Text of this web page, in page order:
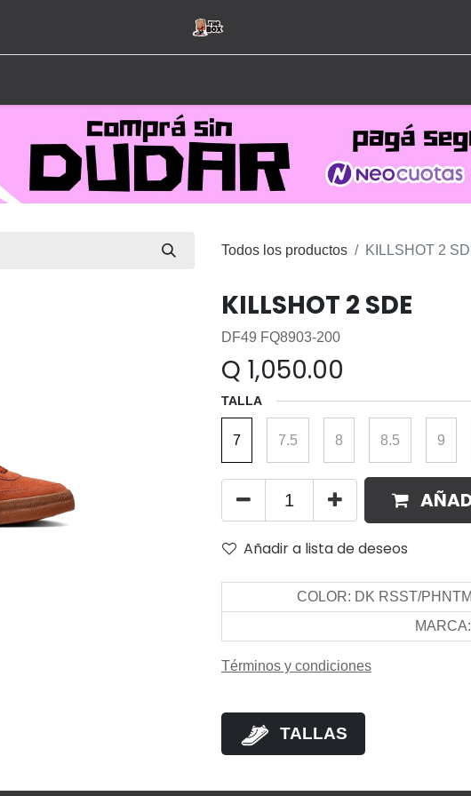
Todos los productos KILLSHOT 2
KILLSHOT 2 SDE
DF49 FQ8903-200
Q 1,050.00
TALLA
7 7.5 8 8.5 9
Añadir a lista de deseos
COLOR: DK RSST/
MARCA:
Términos y condiciones
TALLAS